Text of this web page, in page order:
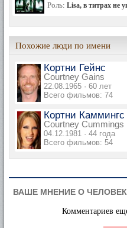
Роль: Lisa, в титрах не
Похожие люди по имени
Кортни Гейнс
Courtney Gains
22.08.1965 · 60 лет
Всего фильмов: 74
Кортни Каммингс
Courtney Cummings
04.12.1981 · 44 года
Всего фильмов: 54
ВАШЕ МНЕНИЕ О
Комментариев